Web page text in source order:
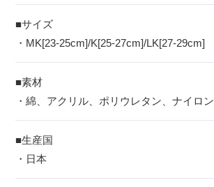
■サイズ
・MK[23-25cm]/K[25-27cm]/LK[27-29cm]
■素材
・綿、アクリル、ポリウレタン、ナイロン
■生産国
・日本